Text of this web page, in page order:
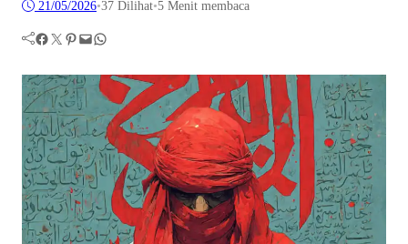
21/05/2026•37 Dilihat•5 Menit membaca
Facebook Twitter Pinterest Mail WhatsApp